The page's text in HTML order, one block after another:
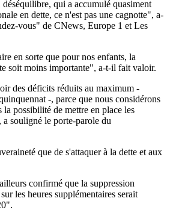
qui a accumulé quasiment
en dette, ce n'est pas une cagnotte", a-
vous" de CNews, Europe 1 et Les
en sorte que pour nos enfants, la
soit moins importante", a-t-il fait valoir.
des déficits réduits au maximum -
-, parce que nous considérons
la possibilité de mettre en place les
souligné le porte-parole du
que de s'attaquer à la dette et aux
confirmé que la suppression
les heures supplémentaires serait